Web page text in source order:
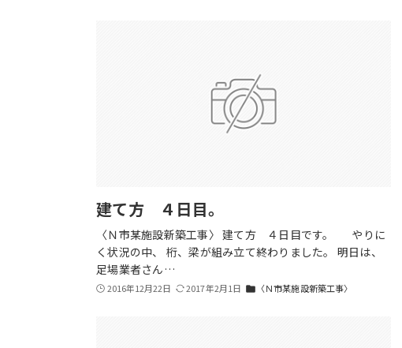
建て方 ４日目。
〈Ｎ市某施設新築工事〉 建て方 ４日目です。 やりに
く状況の中、 桁、梁が組み立て終わりました。 明日は、
足場業者さん…
2016年12月22日 2017年2月1日 folder 〈Ｎ市某施設新築工事〉